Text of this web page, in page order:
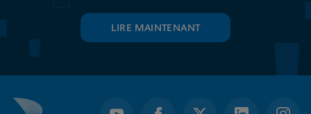
LIRE MAINTENANT